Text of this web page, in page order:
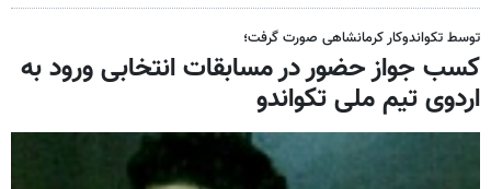
توسط تکواندوکار کرمانشاهی صورت گرفت؛
کسب جواز حضور در مسابقات انتخابی ورود به
اردوی تیم‌ ملی تکواندو